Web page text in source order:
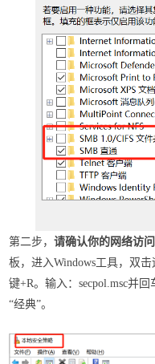
第二步，请确认你的网络访
板，进入Windows工具，双
键+R。输入：secpol.msc并
“经典”。